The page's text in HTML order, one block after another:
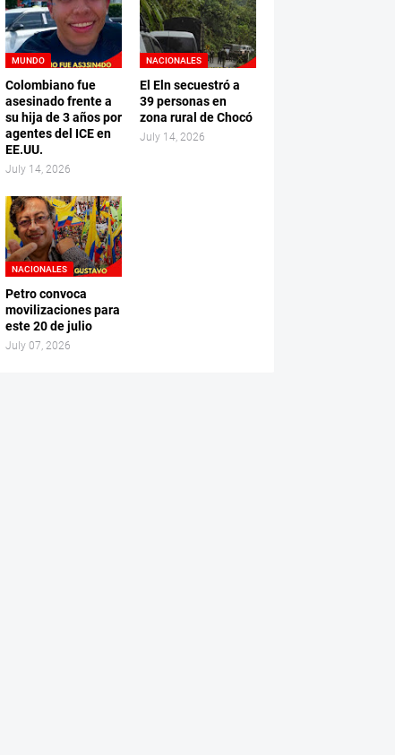
MUNDO
Colombiano fue
asesinado frente a
su hija de 3 años por
agentes del ICE en
EE.UU.
July 14, 2026
NACIONALES
El Eln secuestró a
39 personas en
zona rural de Chocó
July 14, 2026
NACIONALES
Petro convoca
movilizaciones para
este 20 de julio
July 07, 2026